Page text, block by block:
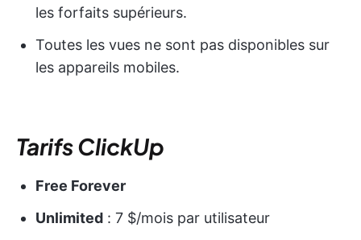
les forfaits supérieurs.
Toutes les vues ne sont pas disponibles sur
les appareils mobiles.
Tarifs ClickUp
Free Forever
Unlimited : 7 $/mois par utilisateur